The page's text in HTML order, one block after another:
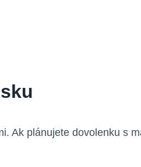
Ak plánujete dovolenku s